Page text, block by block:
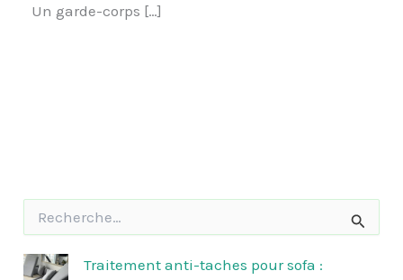
Un garde-corps […]
h
Traitement anti-taches pour sofa :